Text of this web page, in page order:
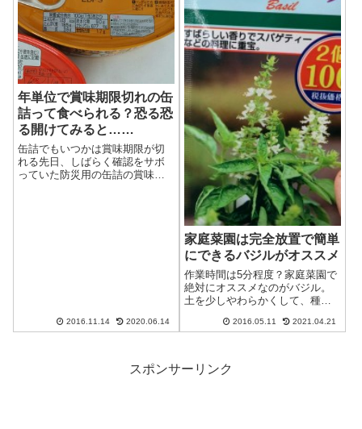
年単位で賞味期限切れの缶
詰って食べられる？恐る恐
る開けてみると……
缶詰でもいつかは賞味期限が切
れる先日、しばらく確認をサボ
っていた防災用の缶詰の賞味期
2016.11.14 2020.06.14
家庭菜園は完全放置で簡単
にできるバジルがオススメ
作業時間は5分程度？家庭菜園で
絶対にオススメなのがバジル。
土を少しやわらかくして、種を
あっというまに生い茂ります。
袋100円。1袋あれば充分なの
で、もう1...
2016.05.11 2021.04.21
スポンサーリンク